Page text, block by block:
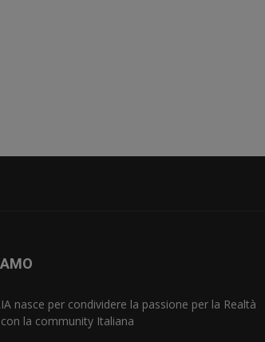
nasce per condividere la passione per la Realtà
la community Italiana